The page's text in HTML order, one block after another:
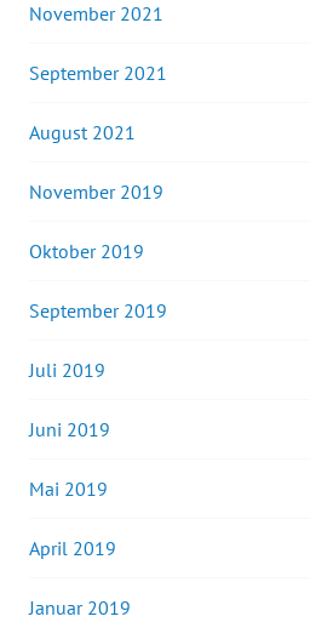
November 2021
September 2021
August 2021
November 2019
Oktober 2019
September 2019
Juli 2019
Juni 2019
Mai 2019
April 2019
Januar 2019